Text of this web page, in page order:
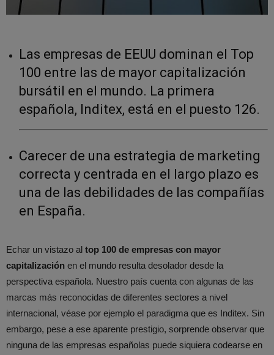
Las empresas de EEUU dominan el Top
100 entre las de mayor capitalización
bursátil en el mundo. La primera
española, Inditex, está en el puesto 126.
Carecer de una estrategia de marketing
correcta y centrada en el largo plazo es
una de las debilidades de las compañías
en España.
Echar un vistazo al top 100 de empresas con mayor
capitalización en el mundo resulta desolador desde la
perspectiva española. Nuestro país cuenta con algunas de las
marcas más reconocidas de diferentes sectores a nivel
internacional, véase por ejemplo el paradigma que es Inditex. Sin
embargo, pese a ese aparente prestigio, sorprende observar que
ninguna de las empresas españolas puede siquiera codearse en